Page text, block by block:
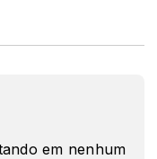
em nenhum